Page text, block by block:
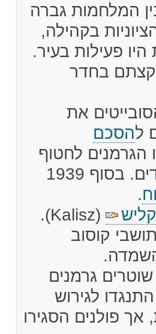
המלחמות גברה
בקהילה,
היו פעילות בעיר.
קצתם בחדר
1939 כבשו הסובייטים את
להסכם
הגרמנים לחטוף
יהודים לעבודת כפייה ולהחרים רכוש של יהודים. בסוף 1939
.
(Kalisz).
תושבי קוסוב
חוסל ב-25-22 בספטמבר 1942; שוטרים גרמנים
לגירוש
אך פולנים הסגירו